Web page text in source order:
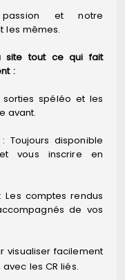
et notre
les mêmes.
site tout ce qui fait
:
spéléo et les
avant.
Toujours disponible
vous inscrire en
comptes rendus
de vos
visualiser facilement
les CR liés.